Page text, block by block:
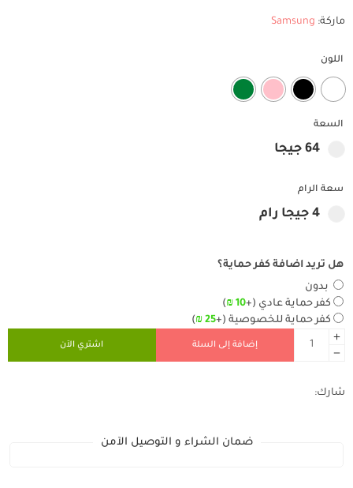
ماركة: Samsung
اللون
السعة
64 جيجا
سعة الرام
4 جيجا رام
هل تريد اضافة كفر حماية؟
بدون
كفر حماية عادي (+
10
₪
)
كفر حماية للخصوصية (+
25
₪
)
إضافة إلى السلة اشتري الآن
شارك:
ضمان الشراء و التوصيل الآمن